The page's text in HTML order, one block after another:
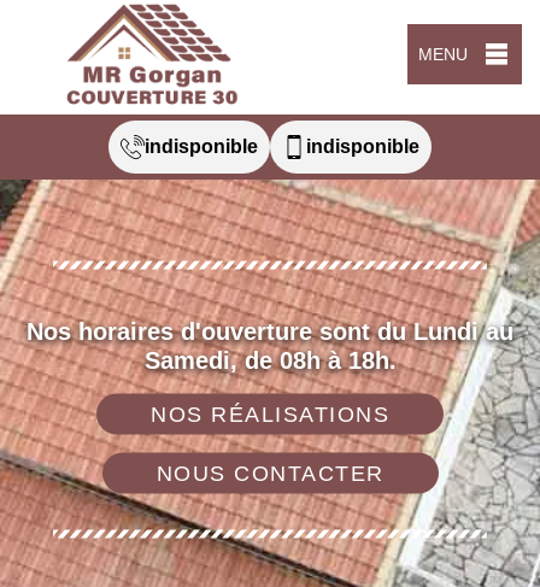
MENU
indisponible indisponible
Nos horaires d'ouverture sont du Lundi au
Samedi, de 08h à 18h.
NOS RÉALISATIONS
NOUS CONTACTER